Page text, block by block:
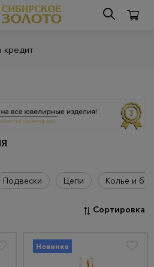
кредит
Подвески Цепи Колье и
Сортировка
Новинка